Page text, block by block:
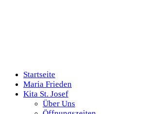
Startseite
Maria Frieden
Kita St. Josef
Über Uns